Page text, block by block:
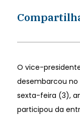
O vice-
desembarcou no
sexta-feira (3),
participou da